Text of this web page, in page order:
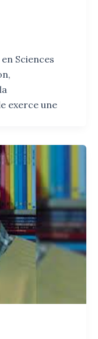
Sciences
exerce une